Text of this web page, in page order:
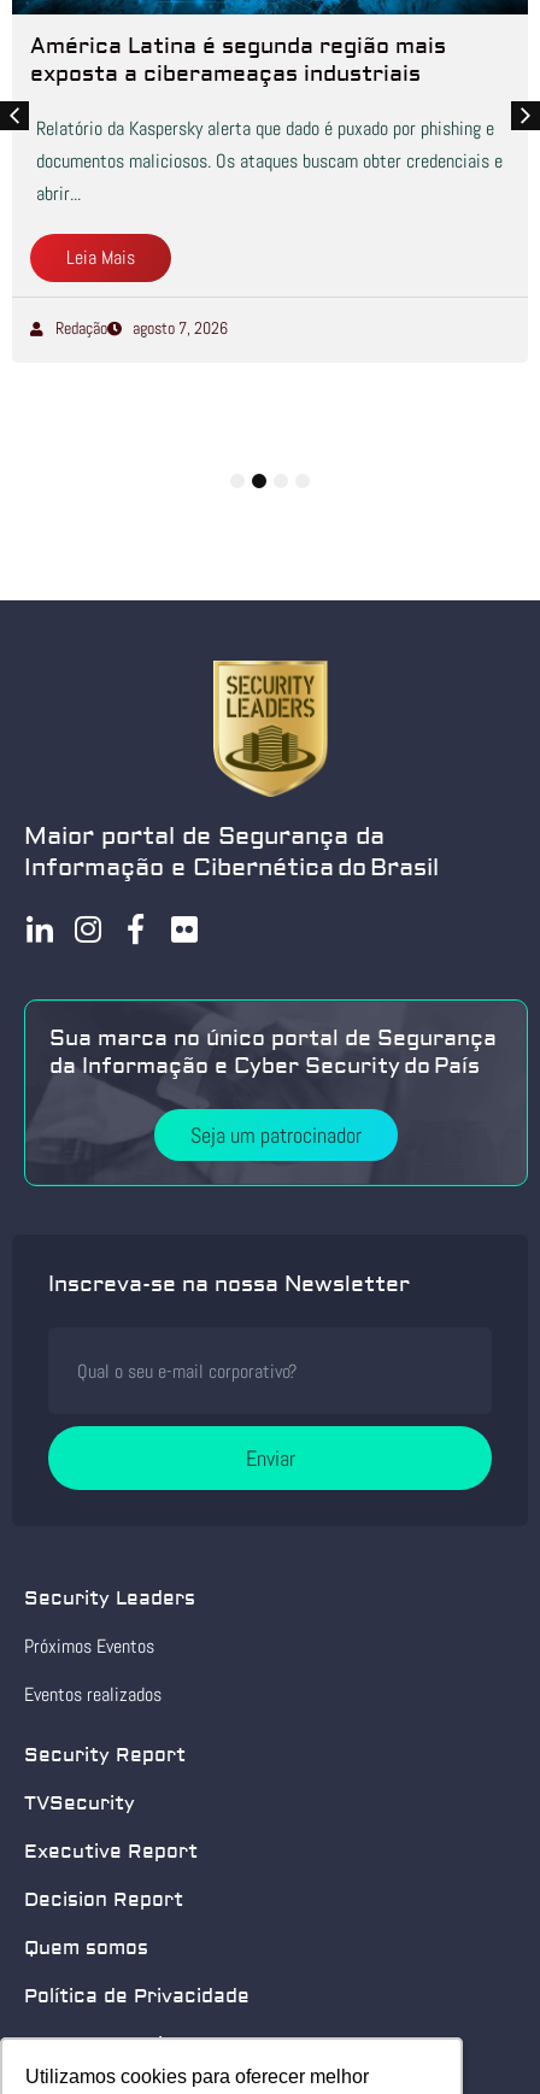
Utilizamos cookies para oferecer melhor
Utilizamos cookies para oferecer melhor
América Latina é segunda região mais
exposta a ciberameaças industriais
Relatório da Kaspersky alerta que dado é puxado por phishing e
documentos maliciosos. Os ataques buscam obter credenciais e
abrir...
Leia Mais
Redação agosto 7, 2026
Maior portal de Segurança da
Informação e Cibernética do Brasil
Sua marca no único portal de Segurança
da Informação e Cyber Security do País
Seja um patrocinador
Inscreva-se na nossa Newsletter
Enviar
Security Leaders
Próximos Eventos
Eventos realizados
Security Report
TVSecurity
Executive Report
Decision Report
Quem somos
Política de Privacidade
Quero patrocinar